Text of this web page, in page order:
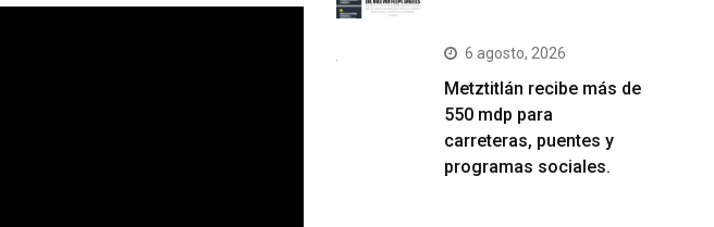
6 agosto, 2026
Metztitlán recibe más de
550 mdp para
carreteras, puentes y
programas sociales.